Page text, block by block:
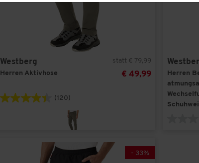
Westberg
Herren Aktivhose
statt € 79,99
€ 49,99
(120)
Herren
- 33%
Sie erhalten Ihren Rabatt und Ihr Geschnek bei einer Bestellung ab € 40,- in
Online-Shop. Die Berechnung des Mindestbestellwerts erfolgt auf Basis der